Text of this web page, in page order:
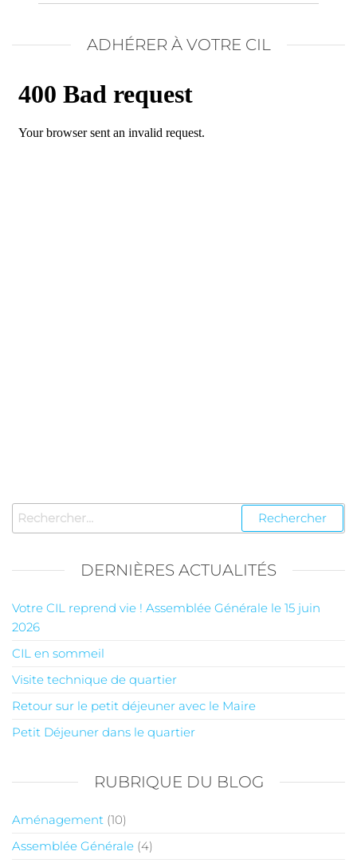
ADHÉRER À VOTRE CIL
DERNIÈRES ACTUALITÉS
Votre CIL reprend vie ! Assemblée Générale le 15 juin
2026
CIL en sommeil
Visite technique de quartier
Retour sur le petit déjeuner avec le Maire
Petit Déjeuner dans le quartier
RUBRIQUE DU BLOG
Aménagement (10)
Assemblée Générale (4)